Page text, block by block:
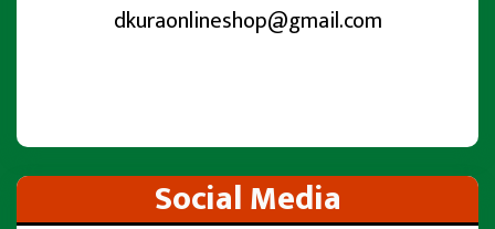
dkuraonlineshop@gmail.com
Social Media